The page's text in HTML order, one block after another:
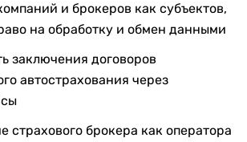
и брокеров как субъектов,
на обработку и обмен данными
заключения договоров
автострахования через
страхового брокера как оператора